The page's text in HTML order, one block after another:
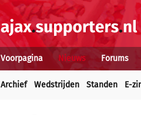
Voorpagina Nieuws Forums
Archief Wedstrijden Standen E-